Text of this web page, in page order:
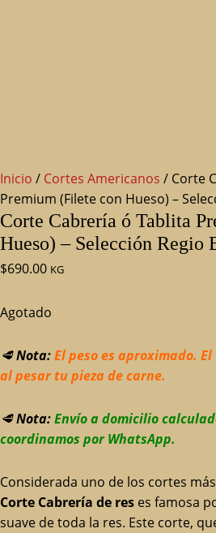
Inicio / Cortes Americanos / Corte
Premium (Filete con Hueso) –
Corte Cabrería ó Tablita
Hueso) – Selección Regio
$690.00 KG
Agotado
🥩Nota:El peso es aproximado.
al pesar tu pieza de carne.
🥩Nota:Envío a domicilio
coordinamos por WhatsApp.
Considerada uno de los cortes
Corte Cabrería de res es famosa
suave de toda la res. Este corte,